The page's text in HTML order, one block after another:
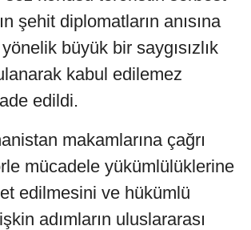
şehit diplomatların anısına
büyük bir saygısızlık
kabul edilemez
edildi.
makamlarına çağrı
mücadele yükümlülüklerine
edilmesini ve hükümlü
adımların uluslararası